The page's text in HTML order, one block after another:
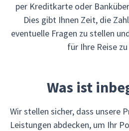
per Kreditkarte oder
Dies gibt Ihnen Zeit, die
eventuelle Fragen zu stellen
für Ihre Reise
Was ist
Wir stellen sicher, dass unsere
Leistungen abdecken, um Ihr